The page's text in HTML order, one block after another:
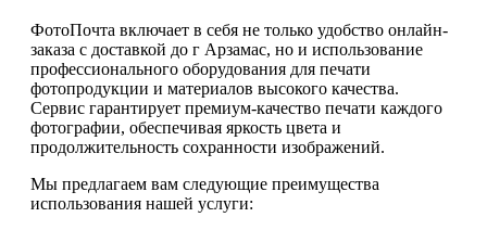
ФотоПочта включает в себя не только удобство онлайн-
заказа с доставкой до г Арзамас, но и использование
профессионального оборудования для печати
фотопродукции и материалов высокого качества.
Сервис гарантирует премиум-качество печати каждого
фотографии, обеспечивая яркость цвета и
продолжительность сохранности изображений.
Мы предлагаем вам следующие преимущества
использования нашей услуги: